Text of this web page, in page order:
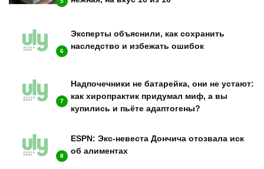
6
Эксперты объяснили, как сохранить
наследство и избежать ошибок
7
Надпочечники не батарейка, они не устают:
как хиропрактик придумал миф, а вы
купились и пьёте адаптогены?
8
ESPN: Экс-невеста Дончича отозвала иск
об алиментах